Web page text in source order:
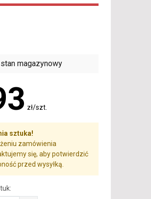
magazynowy
zł/szt.
sztuka!
zamówienia
się, aby potwierdzić
przed wysyłką.